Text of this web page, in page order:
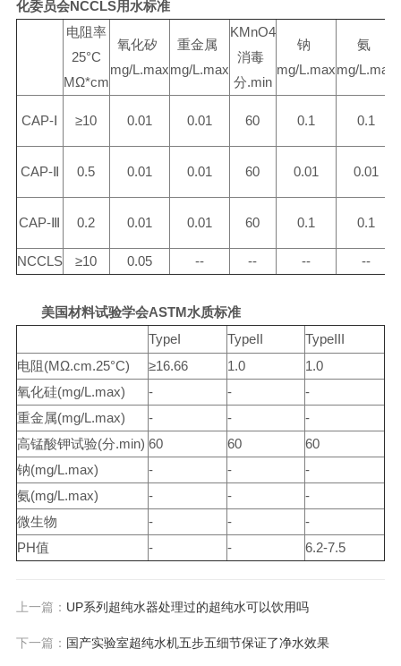
化委员会NCCLS用水标准
电阻率
25°C
MΩ*cm
氧化矽
mg/L.max
重金属
mg/L.max
KMnO4
消毒
分.min
钠
mg/L.max
氨
mg/L.max
CAP-Ⅰ ≥10 0.01 0.01 60 0.1 0.1
CAP-Ⅱ 0.5 0.01 0.01 60 0.01 0.01
CAP-Ⅲ 0.2 0.01 0.01 60 0.1 0.1
NCCLS
≥10 0.05 -- -- -- --
美国材料试验学会ASTM水质标准
TypeI
TypeII
TypeIII
电阻(MΩ.cm.25°C) ≥16.66 1.0
1.0
氧化硅(mg/L.max) - -
-
重金属(mg/L.max) - -
-
高锰酸钾试验(分.min) 60 60
60
钠(mg/L.max) - -
-
氨(mg/L.max) - -
-
微生物
- -
-
PH值 - - 6.2-7.5
上一篇： UP系列超纯水器处理过的超纯水可以饮用吗
下一篇： 国产实验室超纯水机五步五细节保证了净水效果